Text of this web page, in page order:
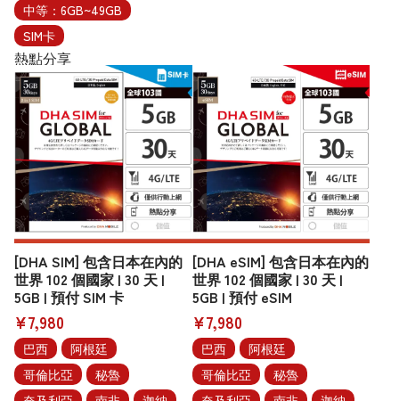
中等：6GB~49GB
SIM卡
熱點分享
[DHA SIM] 包含日本在內的
世界 102 個國家 | 30 天 |
5GB | 預付 SIM 卡
¥7,980
巴西
阿根廷
哥倫比亞
秘魯
[DHA eSIM] 包含日本在內的
世界 102 個國家 | 30 天 |
5GB | 預付 eSIM
¥7,980
巴西
阿根廷
哥倫比亞
秘魯